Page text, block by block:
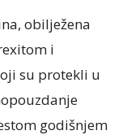
obilježena
i
su protekli u
godišnjem